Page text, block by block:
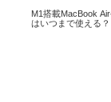
M1搭載MacBook
はいつまで使える？